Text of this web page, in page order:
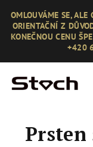
obsah
OMLOUVÁME SE, ALE
ORIENTAČNÍ Z
KONEČNOU CENU
+420